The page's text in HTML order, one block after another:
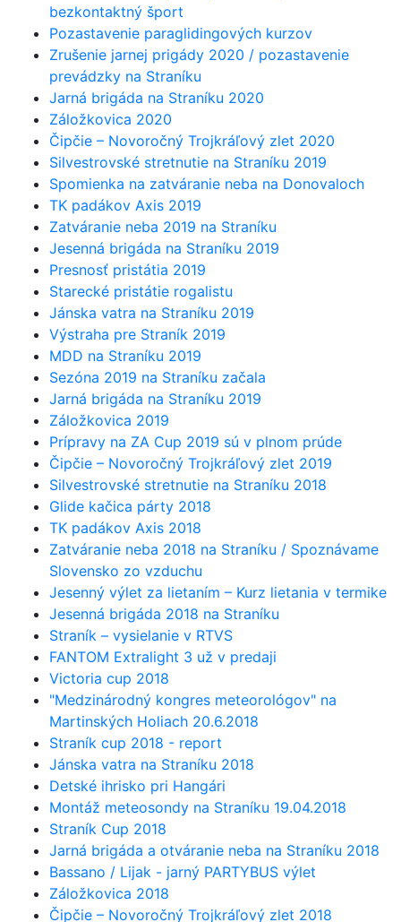
bezkontaktný šport
Pozastavenie paraglidingových kurzov
Zrušenie jarnej prigády 2020 / pozastavenie
prevádzky na Straníku
Jarná brigáda na Straníku 2020
Záložkovica 2020
Čipčie – Novoročný Trojkráľový zlet 2020
Silvestrovské stretnutie na Straníku 2019
Spomienka na zatváranie neba na Donovaloch
TK padákov Axis 2019
Zatváranie neba 2019 na Straníku
Jesenná brigáda na Straníku 2019
Presnosť pristátia 2019
Starecké pristátie rogalistu
Jánska vatra na Straníku 2019
Výstraha pre Straník 2019
MDD na Straníku 2019
Sezóna 2019 na Straníku začala
Jarná brigáda na Straníku 2019
Záložkovica 2019
Prípravy na ZA Cup 2019 sú v plnom prúde
Čipčie – Novoročný Trojkráľový zlet 2019
Silvestrovské stretnutie na Straníku 2018
Glide kačica párty 2018
TK padákov Axis 2018
Zatváranie neba 2018 na Straníku / Spoznávame
Slovensko zo vzduchu
Jesenný výlet za lietaním – Kurz lietania v termike
Jesenná brigáda 2018 na Straníku
Straník – vysielanie v RTVS
FANTOM Extralight 3 už v predaji
Victoria cup 2018
"Medzinárodný kongres meteorológov" na
Martinských Holiach 20.6.2018
Straník cup 2018 - report
Jánska vatra na Straníku 2018
Detské ihrisko pri Hangári
Montáž meteosondy na Straníku 19.04.2018
Straník Cup 2018
Jarná brigáda a otváranie neba na Straníku 2018
Bassano / Lijak - jarný PARTYBUS výlet
Záložkovica 2018
Čipčie – Novoročný Trojkráľový zlet 2018